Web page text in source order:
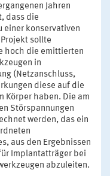
Jahren
dass die
einer konservativen
sollte
hoch die emittierten
in
(Netzanschluss,
diese auf die
Körper haben. Die am
Störspannungen
werden, das ein
aus den Ergebnissen
Implantatträger bei
abzuleiten.